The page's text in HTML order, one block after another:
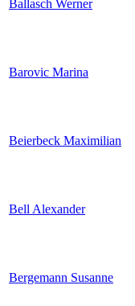
Ballasch Werner
Barovic Marina
Beierbeck Maximilian
Bell Alexander
Bergemann Susanne